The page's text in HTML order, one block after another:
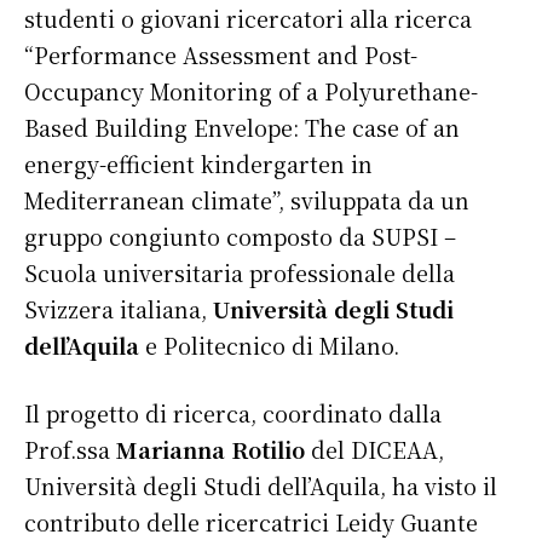
studenti o giovani ricercatori alla ricerca
“Performance Assessment and Post-
Occupancy Monitoring of a Polyurethane-
Based Building Envelope: The case of an
energy-efficient kindergarten in
Mediterranean climate”, sviluppata da un
gruppo congiunto composto da SUPSI –
Scuola universitaria professionale della
Svizzera italiana, Università degli Studi
dell’Aquila e Politecnico di Milano.
Il progetto di ricerca, coordinato dalla
Prof.ssa Marianna Rotilio del DICEAA,
Università degli Studi dell’Aquila, ha visto il
contributo delle ricercatrici Leidy Guante